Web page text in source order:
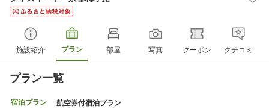
施設紹介 プラン 部屋 写真 クーポン クチコミ
プラン一覧
宿泊プラン 航空券付宿泊プラン